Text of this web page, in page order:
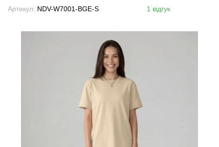
Артикул: NDV-W7001-BGE-S 1 відгук